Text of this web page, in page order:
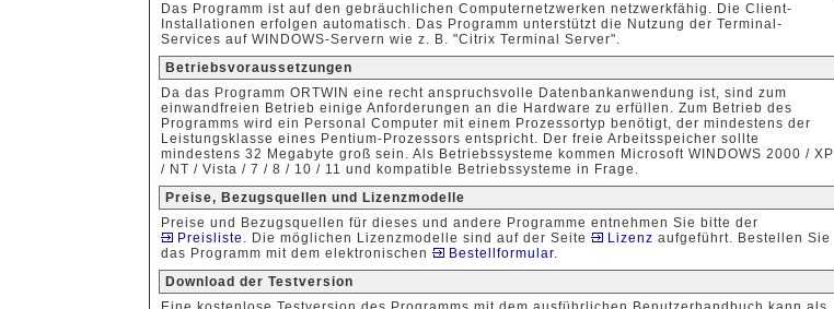
Das Programm ist auf den gebräuchlichen Computernetzwerken netzwerkfähig. Die Client-
Installationen erfolgen automatisch. Das Programm unterstützt die Nutzung der Terminal-
Services auf WINDOWS-Servern wie z. B. "Citrix Terminal Server".
Betriebsvoraussetzungen
Da das Programm ORTWIN eine recht anspruchsvolle Datenbankanwendung ist, sind zum
einwandfreien Betrieb einige Anforderungen an die Hardware zu erfüllen. Zum Betrieb des
Programms wird ein Personal Computer mit einem Prozessortyp benötigt, der mindestens der
Leistungsklasse eines Pentium-Prozessors entspricht. Der freie Arbeitsspeicher sollte
mindestens 32 Megabyte groß sein. Als Betriebssysteme kommen Microsoft WINDOWS 2000 / XP
/ NT / Vista / 7 / 8 / 10 / 11 und kompatible Betriebssysteme in Frage.
Preise, Bezugsquellen und Lizenzmodelle
Preise und Bezugsquellen für dieses und andere Programme entnehmen Sie bitte der
Preisliste . Die möglichen Lizenzmodelle sind auf der Seite Lizenz aufgeführt. Bestellen Sie
das Programm mit dem elektronischen
Bestellformular.
Download der Testversion